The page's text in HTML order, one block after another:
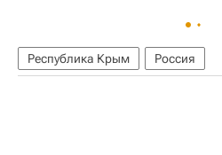
Республика Крым Россия